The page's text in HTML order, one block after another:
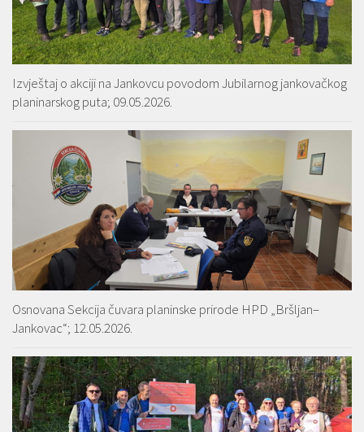
Izvještaj o akciji na Jankovcu povodom Jubilarnog jankovačkog
planinarskog puta; 09.05.2026.
Osnovana Sekcija čuvara planinske prirode HPD „Bršljan–
Jankovac“; 12.05.2026.